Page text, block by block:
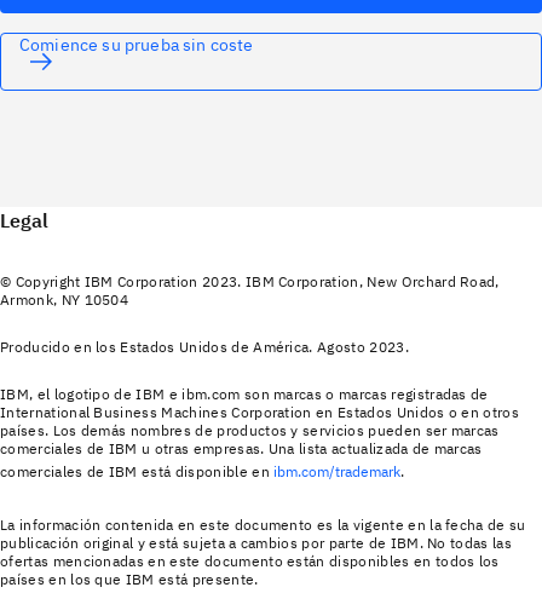
Comience su prueba sin coste
Legal
© Copyright IBM Corporation 2023. IBM Corporation, New Orchard Road,
Armonk, NY 10504
Producido en los Estados Unidos de América. Agosto 2023.
IBM, el logotipo de IBM e ibm.com son marcas o marcas registradas de
International Business Machines Corporation en Estados Unidos o en otros
países. Los demás nombres de productos y servicios pueden ser marcas
comerciales de IBM u otras empresas. Una lista actualizada de marcas
comerciales de IBM está disponible en ibm.com/trademark.
La información contenida en este documento es la vigente en la fecha de su
publicación original y está sujeta a cambios por parte de IBM. No todas las
ofertas mencionadas en este documento están disponibles en todos los
países en los que IBM está presente.